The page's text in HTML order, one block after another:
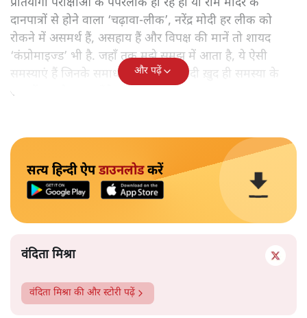
दानपात्रों से होने वाला ‘चढ़ावा-लीक’, नरेंद्र मोदी हर लीक को
रोकने में असमर्थ हैं, असहाय हैं और विपक्ष की मानें तो शायद
‘कंप्रोमाइज्ड’ भी है. जहाँ तक मुझे समझ में आता है, ये ऐसी
समस्याएं हैं जिनके समाधान खोजते ही मोदी ख़ुद ही समस्या के
रूप में सामने आ जाएँगे.
और पढ़ें
सत्य हिन्दी ऐपडाउनलोडकरें
वंदिता मिश्रा
वंदिता मिश्रा की और स्टोरी पढ़ें